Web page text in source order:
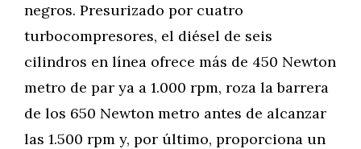
negros. Presurizado por cuatro
turbocompresores, el diésel de seis
cilindros en línea ofrece más de 450 Newton
metro de par ya a 1.000 rpm, roza la barrera
de los 650 Newton metro antes de alcanzar
las 1.500 rpm y, por último, proporciona un